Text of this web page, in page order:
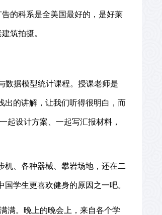
的科系是全美国最好的，是好莱
筑拍摄。
数据模型统计课程。授课老师是
出的讲解，让我们听得很明白，而
起设计方案、一起写汇报材料，
机、各种器械、攀岩场地，还在二
学生更喜欢健身的原因之一吧。
满。晚上的晚会上，来自各个学